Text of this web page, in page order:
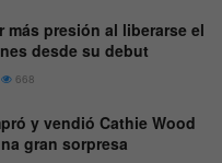
más presión al liberarse el
desde su debut
668
y vendió Cathie Wood
gran sorpresa